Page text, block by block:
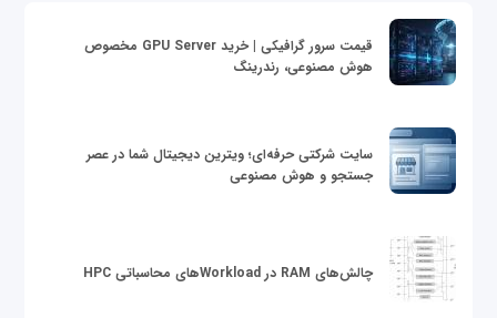
قیمت سرور گرافیکی | خرید GPU Server مخصوص
هوش مصنوعی، رندرینگ
سایت شرکتی حرفه‌ای؛ ویترین دیجیتال شما در عصر
جستجو و هوش مصنوعی
چالش‌های RAM در Workloadهای محاسباتی HPC